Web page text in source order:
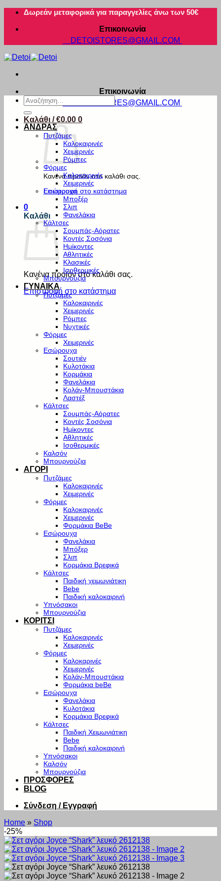
Μετάβαση
περιεχόμενο
Δωρεάν μεταφορικά για παραγγελίες άνω των 50€
Επικοινωνία
DETOISTORES@GMAIL.COM
Επικοινωνία
DETOISTORES@GMAIL.COM
Καλάθι /€0.00 0
Κανένα προϊόν στο καλάθι σας.
Επιστροφή στο κατάστημα
0
Καλάθι
Κανένα προϊόν στο καλάθι σας.
Επιστροφή στο κατάστημα
Αναζήτηση
για:
ΑΝΔΡΑΣ
Πυτζάμες
Καλοκαιρινές
Χειμερινές
Ρόμπες
Φόρμες
Καλοκαιρινές
Χειμερινές
Εσώρουχα
Μποξέρ
Σλιπ
Φανελάκια
Κάλτσες
Σουμπάς-Αόρατες
Κοντές Σοσόνια
Ημίκοντες
Αθλητικές
Κλασικές
Ισοθερμικές
Μπουρνούζια
ΓΥΝΑΙΚΑ
Πυτζάμες
Καλοκαιρινές
Χειμερινές
Ρόμπες
Νυχτικές
Φόρμες
Χειμερινές
Εσώρουχα
Σουτιέν
Κυλοτάκια
Κορμάκια
Φανελάκια
Κολάν-Μπουστάκια
Λαστέξ
Κάλτσες
Σουμπάς-Αόρατες
Κοντές Σοσόνια
Ημίκοντες
Αθλητικές
Ισοθερμικές
Καλσόν
Μπουρνούζια
ΑΓΟΡΙ
Πυτζάμες
Καλοκαιρινές
Χειμερινές
Φόρμες
Καλοκαιρινές
Χειμερινές
Φορμάκια BeBe
Εσώρουχα
Φανελάκια
Μπόξερ
Σλιπ
Κορμάκια Βρεφικά
Κάλτσες
Παιδική χειμωνιάτικη
Bebe
Παιδική καλοκαιρινή
Υπνόσακοι
Μπουρνούζια
ΚΟΡΙΤΣΙ
Πυτζάμες
Καλοκαιρινές
Χειμερινές
Φόρμες
Καλοκαρινές
Χειμερινές
Κολάν-Μπουστάκια
Φορμάκια beBe
Εσώρουχα
Φανελάκια
Κυλοτάκια
Κορμάκια Βρεφικά
Κάλτσες
Παιδική Χειμωνιάτικη
Bebe
Παιδική καλοκαιρινή
Υπνόσακοι
Καλσόν
Μπουρνούζια
ΠΡΟΣΦΟΡΕΣ
BLOG
Σύνδεση / Εγγραφή
Home » Shop
-25%